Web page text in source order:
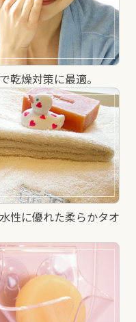
乾燥対策に最適。
性に優れた柔らかタオ